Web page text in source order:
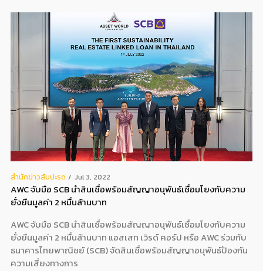
สํานักข่าวสับปะรด Jul 3, 2022
AWC จับมือ SCB นำสินเชื่อพร้อมสัญญาอนุพันธ์เชื่อมโยงกับความ
ยั่งยืนมูลค่า 2 หมื่นล้านบาท
AWC จับมือ SCB นำสินเชื่อพร้อมสัญญาอนุพันธ์เชื่อมโยงกับความ
ยั่งยืนมูลค่า 2 หมื่นล้านบาท แอสเสท เวิรด์ คอร์ป หรือ AWC ร่วมกับ
ธนาคารไทยพาณิชย์ (SCB) จัดสินเชื่อพร้อมสัญญาอนุพันธ์ป้องกัน
ความเสี่ยงทางการ